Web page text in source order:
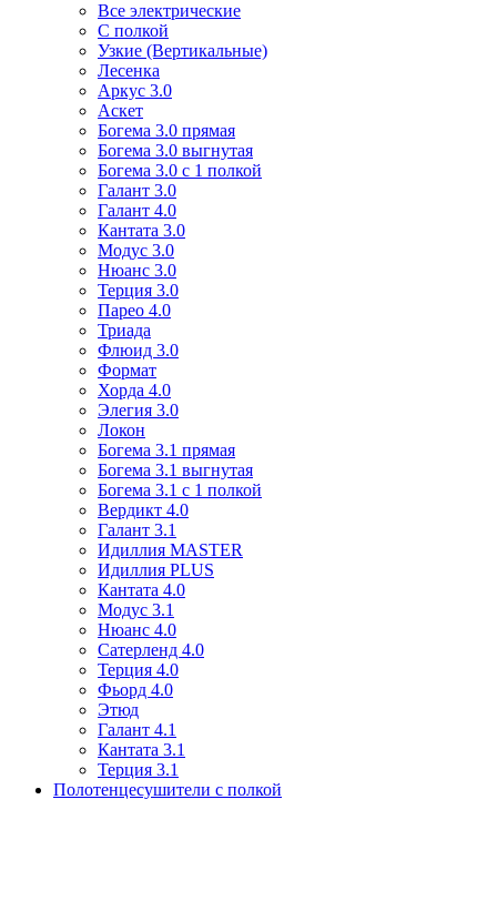
Все электрические
С полкой
Узкие (Вертикальные)
Лесенка
Аркус 3.0
Аскет
Богема 3.0 прямая
Богема 3.0 выгнутая
Богема 3.0 с 1 полкой
Галант 3.0
Галант 4.0
Кантата 3.0
Модус 3.0
Нюанс 3.0
Терция 3.0
Парео 4.0
Триада
Флюид 3.0
Формат
Хорда 4.0
Элегия 3.0
Локон
Богема 3.1 прямая
Богема 3.1 выгнутая
Богема 3.1 с 1 полкой
Вердикт 4.0
Галант 3.1
Идиллия MASTER
Идиллия PLUS
Кантата 4.0
Модус 3.1
Нюанс 4.0
Сатерленд 4.0
Терция 4.0
Фьорд 4.0
Этюд
Галант 4.1
Кантата 3.1
Терция 3.1
Полотенцесушители с полкой